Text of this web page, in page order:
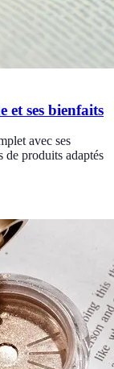
et ses bienfaits
avec ses
de produits adaptés